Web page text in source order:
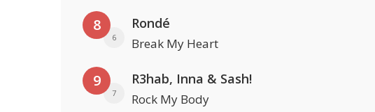
8
6
Rondé
Break My Heart
9
7
R3hab, Inna & Sash!
Rock My Body